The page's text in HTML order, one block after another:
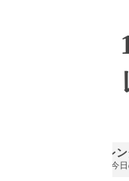
満月カレ
次の満月・今